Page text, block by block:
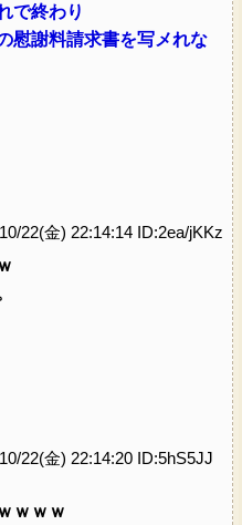
で終わり
慰謝料請求書を写メれな
22(金) 22:14:14 ID:2ea/jKKz
22(金) 22:14:20 ID:5hS5JJ
ｗｗｗ